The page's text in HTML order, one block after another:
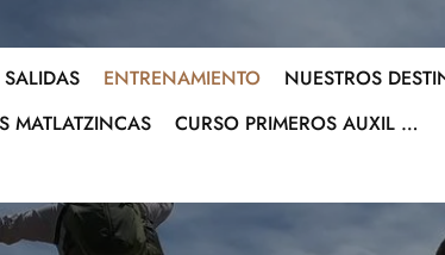
ENTRENAMIENTO
NUESTROS
MATLATZINCAS
CURSO PRIMEROS AUXIL …